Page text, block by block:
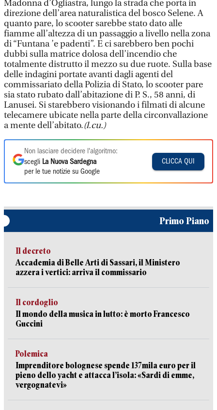
Madonna d’Ogliastra, lungo la strada che porta in
direzione dell’area naturalistica del bosco Selene. A
quanto pare, lo scooter sarebbe stato dato alle
fiamme all’altezza di un passaggio a livello nella zona
di “Funtana ’e padenti”. E ci sarebbero ben pochi
dubbi sulla matrice dolosa dell’incendio che
totalmente distrutto il mezzo su due ruote. Sulla base
delle indagini portate avanti dagli agenti del
commissariato della Polizia di Stato, lo scooter pare
sia stato rubato dall’abitazione di P. S., 58 anni, di
Lanusei. Si starebbero visionando i filmati di alcune
telecamere ubicate nella parte della circonvallazione
a mente dell’abitato.(l.cu.)
Non lasciare decidere l'algoritmo:
scegli La Nuova Sardegna
per le tue notizie su Google
CLICCA QUI
Primo Piano
Il decreto
Accademia di Belle Arti di Sassari, il Ministero
azzera i vertici: arriva il commissario
Il cordoglio
Il mondo della musica in lutto: è morto Francesco
Guccini
Polemica
Imprenditore bolognese spende 137mila euro per il
pieno dello yacht e attacca l’isola: «Sardi di emme,
vergognatevi»